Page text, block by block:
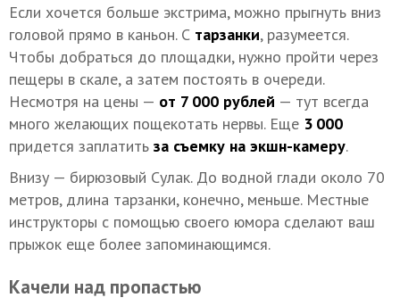
Если хочется больше экстрима, можно прыгнуть вниз
головой прямо в каньон. С тарзанки, разумеется.
Чтобы добраться до площадки, нужно пройти через
пещеры в скале, а затем постоять в очереди.
Несмотря на цены — от 7 000 рублей — тут всегда
много желающих пощекотать нервы. Еще 3 000
придется заплатить за съемку на экшн-камеру.
Внизу — бирюзовый Сулак. До водной глади около 70
метров, длина тарзанки, конечно, меньше. Местные
инструкторы с помощью своего юмора сделают ваш
прыжок еще более запоминающимся.
Качели над пропастью